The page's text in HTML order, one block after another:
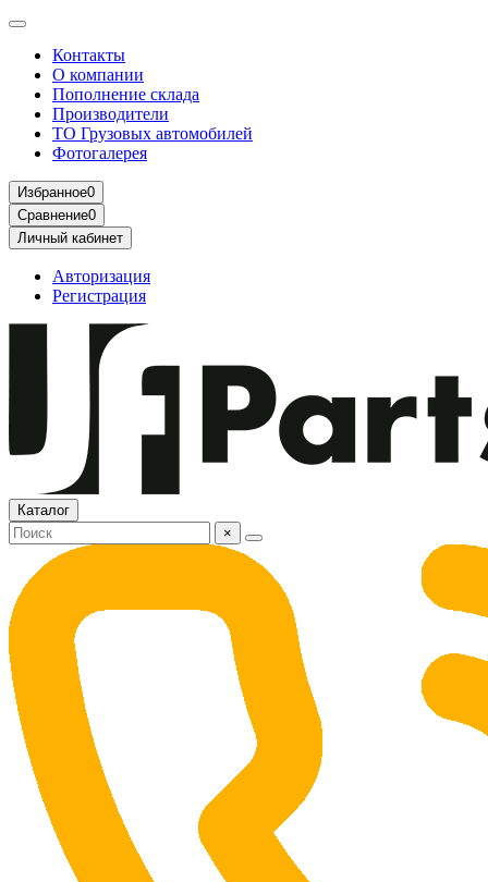
Контакты
О компании
Пополнение склада
Производители
ТО Грузовых автомобилей
Фотогалерея
Избранное0
Сравнение0
Личный кабинет
Авторизация
Регистрация
Каталог
×